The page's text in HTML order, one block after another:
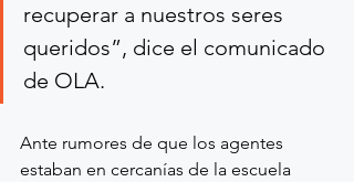
recuperar a nuestros seres
queridos”, dice el comunicado
de OLA.
Ante rumores de que los agentes
estaban en cercanías de la escuela